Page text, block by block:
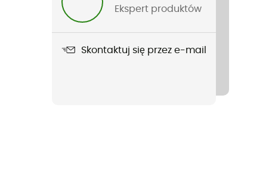
Ekspert produktów
Skontaktuj się przez e-mail